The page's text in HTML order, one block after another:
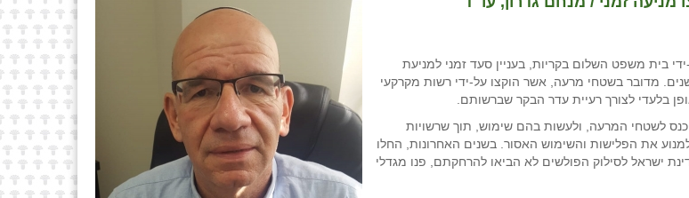
בית משפט השלום בקריות, בעניין סעד זמני למניעת
גבול מפני המשך פלישותיהם לשטחי מרעה כפי שנהגו לעשות מזה כ- 20 שנים. מדובר בשטחי מרעה, אשר הוקצו על-ידי רשות מקרקעי
בלעדי לצורך רעיית עדר הבקר שברשותם.
נהגו הפולשים להיכנס לשטחי המרעה, ולעשות בהם שימוש, תוך שרשויות
את הפלישות והשימוש האסור. בשנים האחרונות, החלו
ישראל לסילוק הפולשים לא הביאו להרחקתם, פנו מגדלי